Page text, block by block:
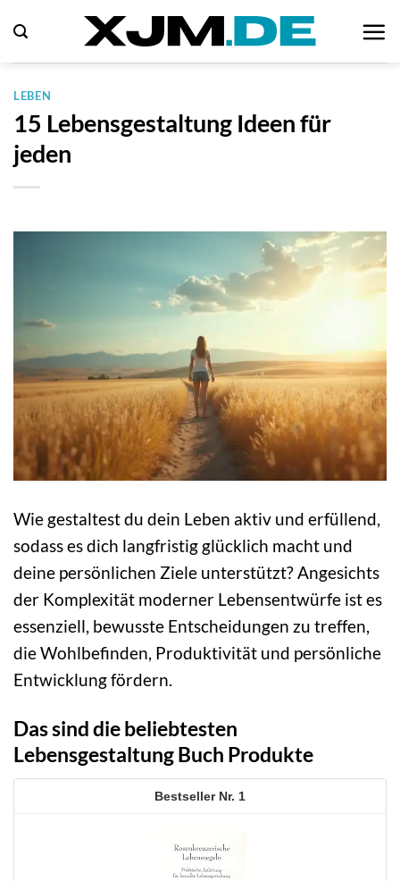
Inhalt
springen
LEBEN
15 Lebensgestaltung Ideen für
jeden
Wie gestaltest du dein Leben aktiv und erfüllend,
sodass es dich langfristig glücklich macht und
deine persönlichen Ziele unterstützt? Angesichts
der Komplexität moderner Lebensentwürfe ist es
essenziell, bewusste Entscheidungen zu treffen,
die Wohlbefinden, Produktivität und persönliche
Entwicklung fördern.
Das sind die beliebtesten
Lebensgestaltung Buch Produkte
1